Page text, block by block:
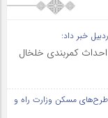
خبر داد:
مسکن وزارت راه و